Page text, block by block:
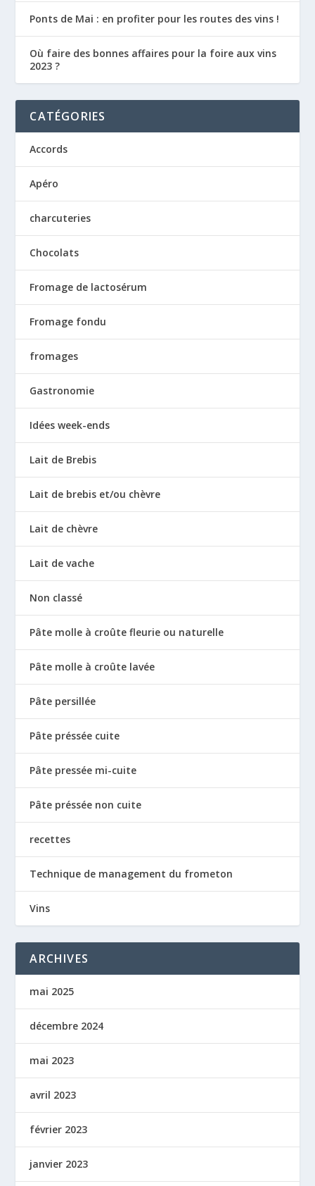
Ponts de Mai : en profiter pour les routes des vins !
Où faire des bonnes affaires pour la foire aux vins
2023 ?
CATÉGORIES
Accords
Apéro
charcuteries
Chocolats
Fromage de lactosérum
Fromage fondu
fromages
Gastronomie
Idées week-ends
Lait de Brebis
Lait de brebis et/ou chèvre
Lait de chèvre
Lait de vache
Non classé
Pâte molle à croûte fleurie ou naturelle
Pâte molle à croûte lavée
Pâte persillée
Pâte préssée cuite
Pâte pressée mi-cuite
Pâte préssée non cuite
recettes
Technique de management du frometon
Vins
ARCHIVES
mai 2025
décembre 2024
mai 2023
avril 2023
février 2023
janvier 2023